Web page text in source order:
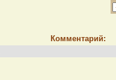
Комментарий: